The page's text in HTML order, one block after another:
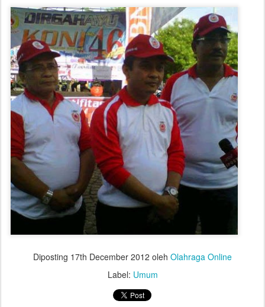
Diposting 17th December 2012 oleh Olahraga Online
Label: Umum